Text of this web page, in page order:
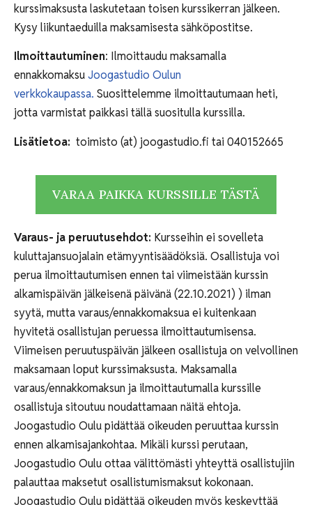
kurssimaksusta laskutetaan toisen kurssikerran jälkeen.
Kysy liikuntaeduilla maksamisesta sähköpostitse.
Ilmoittautuminen: Ilmoittaudu maksamalla
ennakkomaksuJoogastudio Oulun
verkkokaupassa. Suosittelemme ilmoittautumaan heti,
jotta varmistat paikkasi tällä suositulla kurssilla.
Lisätietoa: toimisto (at) joogastudio.fi tai 040152665
VARAA PAIKKA KURSSILLE TÄSTÄ
Varaus- ja peruutusehdot: Kursseihin ei sovelleta
kuluttajansuojalain etämyyntisäädöksiä. Osallistuja voi
perua ilmoittautumisen ennen tai viimeistään kurssin
alkamispäivän jälkeisenä päivänä (22.10.2021) ) ilman
syytä, mutta varaus/ennakkomaksua ei kuitenkaan
hyvitetä osallistujan peruessa ilmoittautumisensa.
Viimeisen peruutuspäivän jälkeen osallistuja on velvollinen
maksamaan loput kurssimaksusta. Maksamalla
varaus/ennakkomaksun ja ilmoittautumalla kurssille
osallistuja sitoutuu noudattamaan näitä ehtoja.
Joogastudio Oulu pidättää oikeuden peruuttaa kurssin
ennen alkamisajankohtaa. Mikäli kurssi perutaan,
Joogastudio Oulu ottaa välittömästi yhteyttä osallistujiin
palauttaa maksetut osallistumismaksut kokonaan.
Joogastudio Oulu pidättää oikeuden myös keskeyttää